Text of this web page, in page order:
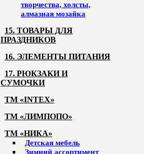
творчества, холсты,
алмазная мозайка
15. ТОВАРЫ ДЛЯ
ПРАЗДНИКОВ
16. ЭЛЕМЕНТЫ ПИТАНИЯ
17. РЮКЗАКИ И
СУМОЧКИ
ТМ «INTEX»
ТМ «ЛИМПОПО»
ТМ «НИКА»
Детская мебель
Зимний ассортимент